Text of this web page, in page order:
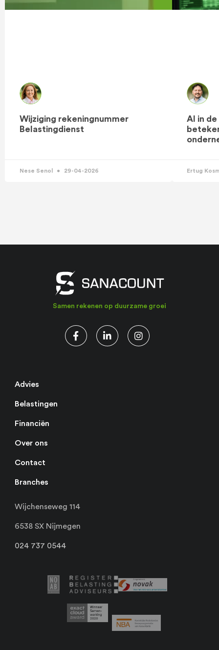
Wijziging rekeningnummer
Belastingdienst
Nese Senol 29-04-2026
AI in
Ertug
Samen rekenen op duurzame groei
Advies
Belastingen
Financiën
Over ons
Contact
Branches
Wijchenseweg 114
6538 SX Nijmegen
024 737 0544